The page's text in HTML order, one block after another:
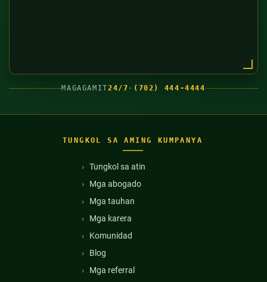
MAGAGAMIT24/7 · (702) 444-4444
TUNGKOL SA AMING KUMPANYA
Tungkol sa atin
Mga abogado
Mga tauhan
Mga karera
Komunidad
Blog
Mga referral